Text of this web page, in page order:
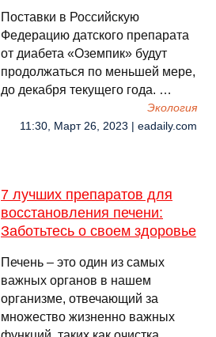
Поставки в Российскую
Федерацию датского препарата
от диабета «Оземпик» будут
продолжаться по меньшей мере,
до декабря текущего года. …
Экология
11:30, Март 26, 2023 | eadaily.com
7 лучших препаратов для
восстановления печени:
Заботьтесь о своем здоровье
Печень – это один из самых
важных органов в нашем
организме, отвечающий за
множество жизненно важных